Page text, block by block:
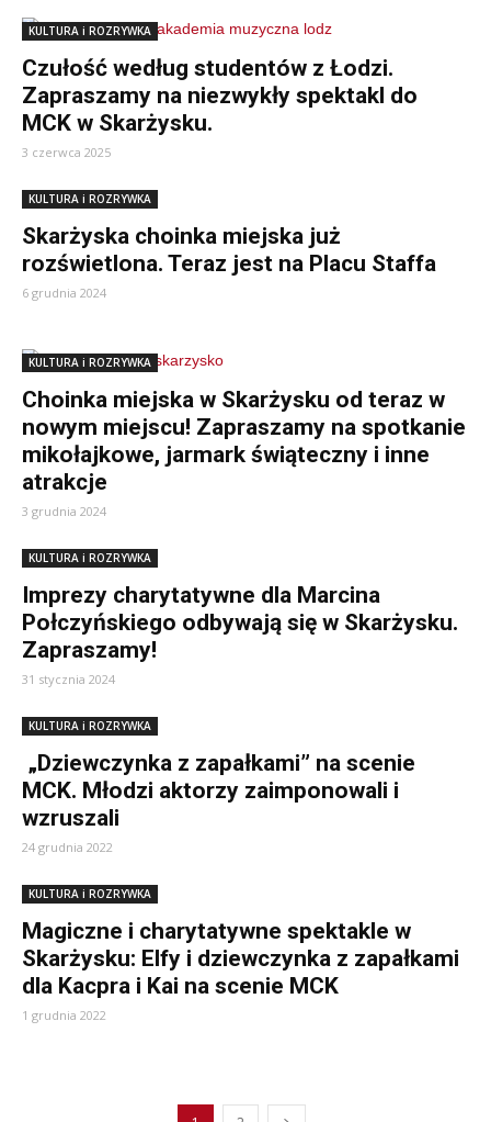
KULTURA i ROZRYWKA
Czułość według studentów z Łodzi.
Zapraszamy na niezwykły spektakl do
MCK w Skarżysku.
3 czerwca 2025
KULTURA i ROZRYWKA
Skarżyska choinka miejska już
rozświetlona. Teraz jest na Placu Staffa
6 grudnia 2024
KULTURA i ROZRYWKA
Choinka miejska w Skarżysku od teraz w
nowym miejscu! Zapraszamy na spotkanie
mikołajkowe, jarmark świąteczny i inne
atrakcje
3 grudnia 2024
KULTURA i ROZRYWKA
Imprezy charytatywne dla Marcina
Połczyńskiego odbywają się w Skarżysku.
Zapraszamy!
31 stycznia 2024
KULTURA i ROZRYWKA
„Dziewczynka z zapałkami” na scenie
MCK. Młodzi aktorzy zaimponowali i
wzruszali
24 grudnia 2022
KULTURA i ROZRYWKA
Magiczne i charytatywne spektakle w
Skarżysku: Elfy i dziewczynka z zapałkami
dla Kacpra i Kai na scenie MCK
1 grudnia 2022